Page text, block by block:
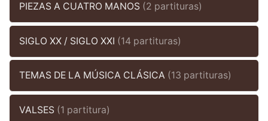
PIEZAS A CUATRO MANOS (2 partituras)
SIGLO XX / SIGLO XXI (14 partituras)
TEMAS DE LA MÚSICA CLÁSICA (13 partituras)
VALSES (1 partitura)